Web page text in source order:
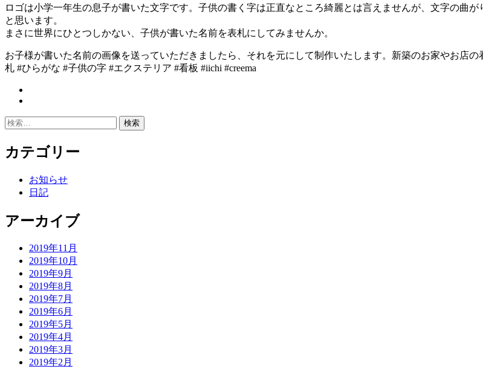
ロゴは小学一年生の息子が書いた文字です。子供の書く字は正直なところ綺麗とは言えませんが、文字の曲
と思います。
まさに世界にひとつしかない、子供が書いた名前を表札にしてみませんか。
お子様が書いた名前の画像を送っていただきましたら、それを元にして制作いたします。新築のお家やお店
札 #ひらがな #子供の字 #エクステリア #看板 #iichi #creema
稿
ナ
ビ
ョ
検
カテゴリー
お知らせ
日記
アーカイブ
2019年11月
2019年10月
2019年9月
2019年8月
2019年7月
2019年6月
2019年5月
2019年4月
2019年3月
2019年2月